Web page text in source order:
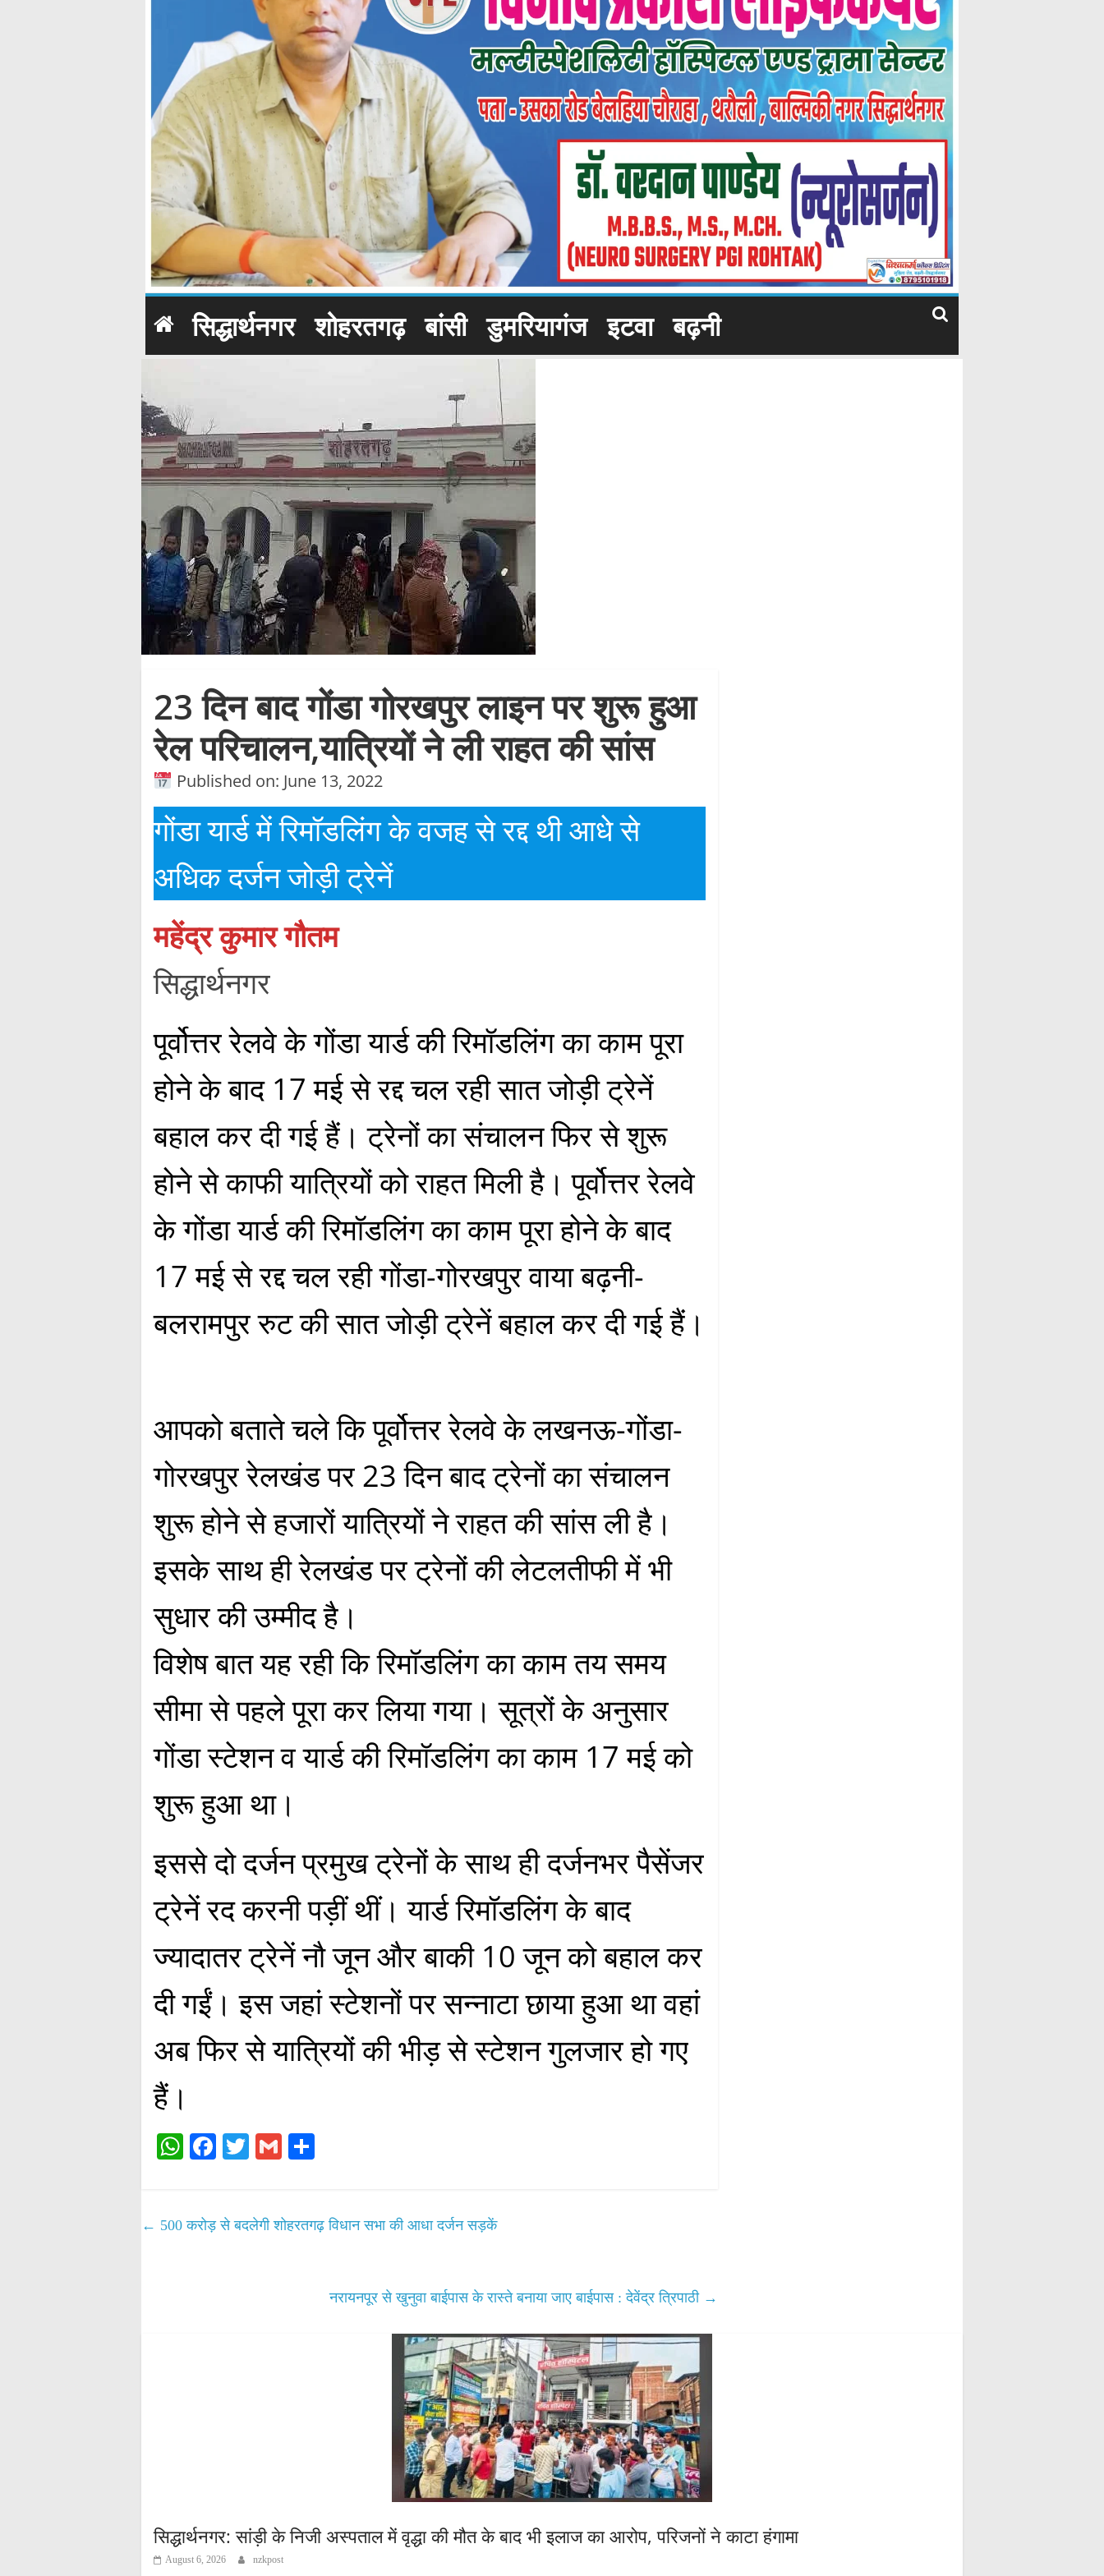
सिद्धार्थनगर शोहरतगढ़ बांसी डुमरियागंज इटवा बढ़नी
23 दिन बाद गोंडा गोरखपुर लाइन पर शुरू हुआ
रेल परिचालन,यात्रियों ने ली राहत की सांस
Published on: June 13, 2022
गोंडा यार्ड में रिमॉडलिंग के वजह से रद्द थी आधे से
अधिक दर्जन जोड़ी ट्रेनें
महेंद्र कुमार गौतम
सिद्धार्थनगर
पूर्वोत्तर रेलवे के गोंडा यार्ड की रिमॉडलिंग का काम पूरा
होने के बाद 17 मई से रद्द चल रही सात जोड़ी ट्रेनें
बहाल कर दी गई हैं। ट्रेनों का संचालन फिर से शुरू
होने से काफी यात्रियों को राहत मिली है। पूर्वोत्तर रेलवे
के गोंडा यार्ड की रिमॉडलिंग का काम पूरा होने के बाद
17 मई से रद्द चल रही गोंडा-गोरखपुर वाया बढ़नी-
बलरामपुर रुट की सात जोड़ी ट्रेनें बहाल कर दी गई हैं।
आपको बताते चले कि पूर्वोत्तर रेलवे के लखनऊ-गोंडा-
गोरखपुर रेलखंड पर 23 दिन बाद ट्रेनों का संचालन
शुरू होने से हजारों यात्रियों ने राहत की सांस ली है।
इसके साथ ही रेलखंड पर ट्रेनों की लेटलतीफी में भी
सुधार की उम्मीद है।
विशेष बात यह रही कि रिमॉडलिंग का काम तय समय
सीमा से पहले पूरा कर लिया गया। सूत्रों के अनुसार
गोंडा स्टेशन व यार्ड की रिमॉडलिंग का काम 17 मई को
शुरू हुआ था।
इससे दो दर्जन प्रमुख ट्रेनों के साथ ही दर्जनभर पैसेंजर
ट्रेनें रद करनी पड़ीं थीं। यार्ड रिमॉडलिंग के बाद
ज्यादातर ट्रेनें नौ जून और बाकी 10 जून को बहाल कर
दी गईं। इस जहां स्टेशनों पर सन्नाटा छाया हुआ था वहां
अब फिर से यात्रियों की भीड़ से स्टेशन गुलजार हो गए
हैं।
W
A
Fa
ok
T
r
G
← 500 करोड़ से बदलेगी शोहरतगढ़ विधान सभा की आधा दर्जन सड़कें
नरायनपूर से खुनुवा बाईपास के रास्ते बनाया जाए बाईपास : देवेंद्र त्रिपाठी →
सिद्धार्थनगर: सांड़ी के निजी अस्पताल में वृद्धा की मौत के बाद भी इलाज का आरोप, परिजनों ने काटा हंगामा
August 6, 2026 nzkpost